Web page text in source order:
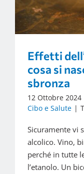
Effetti
cosa si
sbronza
12 Ottobre 2024
Cibo e Salute |
Sicuramente vi
alcolico. Vino,
perché in tutte
l’etanolo. Un